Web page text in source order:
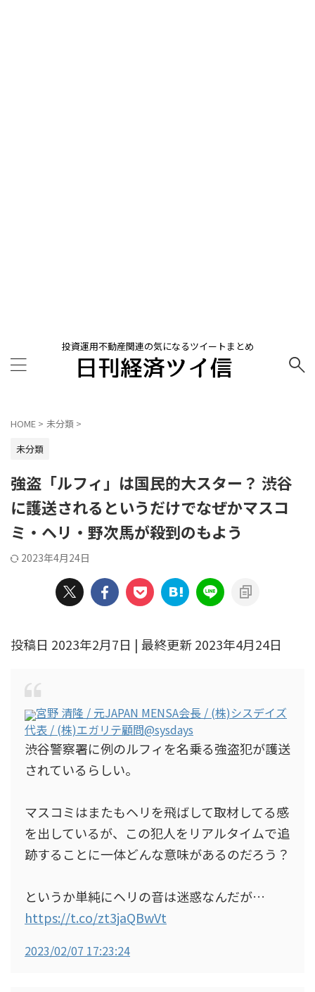
投資運用不動産関連の気になるツイートまとめ
HOME > 未分類 >
未分類
強盗「ルフィ」は国民的大スター？ 渋谷
に護送されるというだけでなぜかマスコ
ミ・ヘリ・野次馬が殺到のもよう
2023年4月24日
投稿日 2023年2月7日 | 最終更新 2023年4月24日
宮野 清隆 / 元JAPAN MENSA会長 / (株)シスデイズ
代表 / (株)エガリテ顧問@sysdays
渋谷警察署に例のルフィを名乗る強盗犯が護送
されているらしい。
マスコミはまたもヘリを飛ばして取材してる感
を出しているが、この犯人をリアルタイムで追
跡することに一体どんな意味があるのだろう？
というか単純にヘリの音は迷惑なんだが…
https://t.co/zt3jaQBwVt
2023/02/07 17:23:24